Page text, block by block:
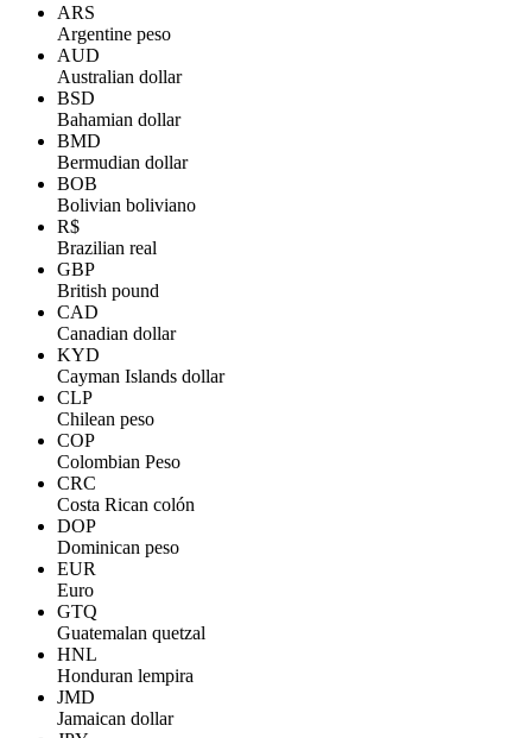
ARS
Argentine peso
AUD
Australian dollar
BSD
Bahamian dollar
BMD
Bermudian dollar
BOB
Bolivian boliviano
R$
Brazilian real
GBP
British pound
CAD
Canadian dollar
KYD
Cayman Islands dollar
CLP
Chilean peso
COP
Colombian Peso
CRC
Costa Rican colón
DOP
Dominican peso
EUR
Euro
GTQ
Guatemalan quetzal
HNL
Honduran lempira
JMD
Jamaican dollar